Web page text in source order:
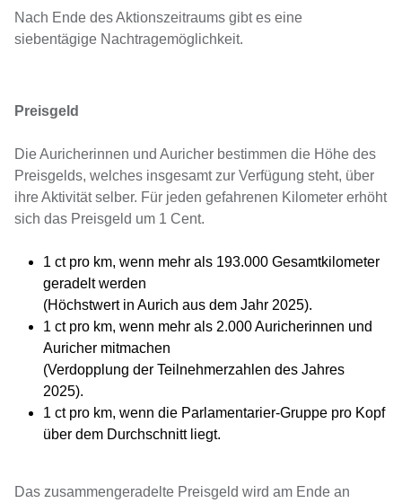
Nach Ende des Aktionszeitraums gibt es eine
siebentägige Nachtragemöglichkeit.
Preisgeld
Die Auricherinnen und Auricher bestimmen die Höhe des
Preisgelds, welches insgesamt zur Verfügung steht, über
ihre Aktivität selber. Für jeden gefahrenen Kilometer erhöht
sich das Preisgeld um 1 Cent.
1 ct pro km, wenn mehr als 193.000 Gesamtkilometer
geradelt werden
(Höchstwert in Aurich aus dem Jahr 2025).
1 ct pro km, wenn mehr als 2.000 Auricherinnen und
Auricher mitmachen
(Verdopplung der Teilnehmerzahlen des Jahres
2025).
1 ct pro km, wenn die Parlamentarier-Gruppe pro Kopf
über dem Durchschnitt liegt.
Das zusammengeradelte Preisgeld wird am Ende an